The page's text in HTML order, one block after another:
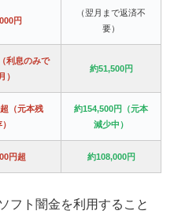
円
（翌月まで返済不
要）
利息のみで
）
約51,500円
（元本残
約154,500円（元本
減少中）
円超 約108,000円
フト闇金を利用すること